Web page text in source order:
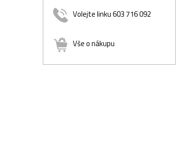
Volejte linku 603 716 092
Vše o nákupu